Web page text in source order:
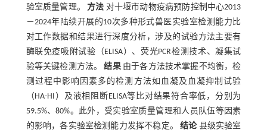
验室质量管理。方法 对十堰市动物疫病预防控制中心2013
－2024年陆续开展的10次多种形式兽医实验室检测能力比
对工作数据和结果进行深度分析，涉及的试验方法主要有
酶联免疫吸附试验（ELISA）、荧光PCR检测技术、凝集试
验等关键检测方法。结果由于各方法技术掌握不均衡，检
测过程中影响因素多的检测方法如血凝及血凝抑制试验
（HA-HI）及液相阻断ELISA等比对结果符合率低，分别为
59.5%、80%。此外，受实验室质量管理和人员队伍等因素
的影响，各实验室检测能力发挥不稳定。结论县级实验室